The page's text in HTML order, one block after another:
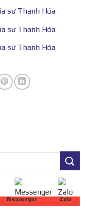
sư Thanh Hóa
sư Thanh Hóa
sư Thanh Hóa
Messenger Zalo